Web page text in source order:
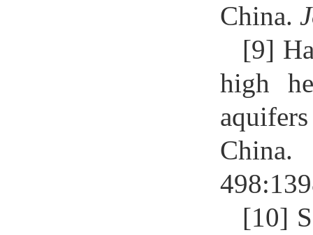
China.
[9]
high
[10]